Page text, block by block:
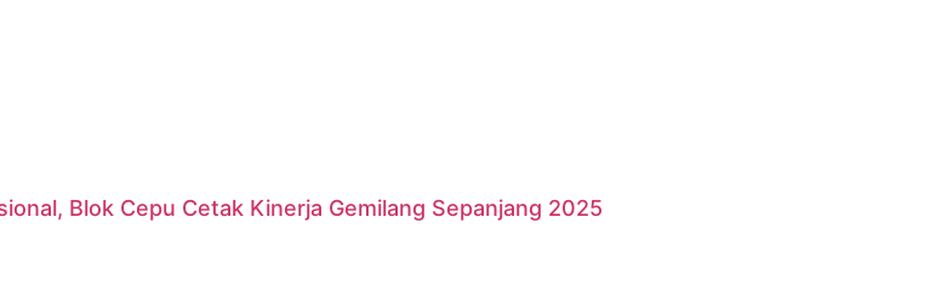
Blok Cepu Cetak Kinerja Gemilang Sepanjang 2025